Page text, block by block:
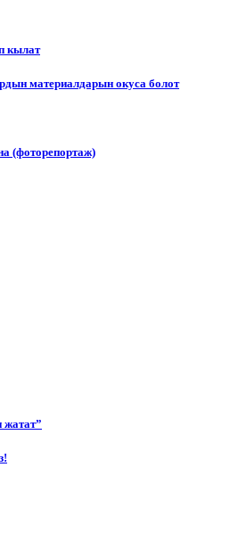
кылат
материалдарын окуса болот
(фоторепортаж)
жатат”